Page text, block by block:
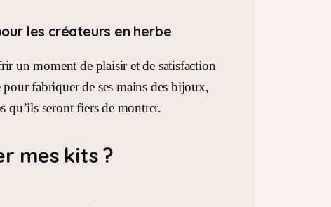
les créateurs en herbe.
un moment de plaisir et de satisfaction
fabriquer de ses mains des bijoux,
qu’ils seront fiers de montrer.
mes kits ?